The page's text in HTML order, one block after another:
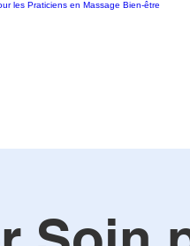
les Praticiens en Massage Bien-être